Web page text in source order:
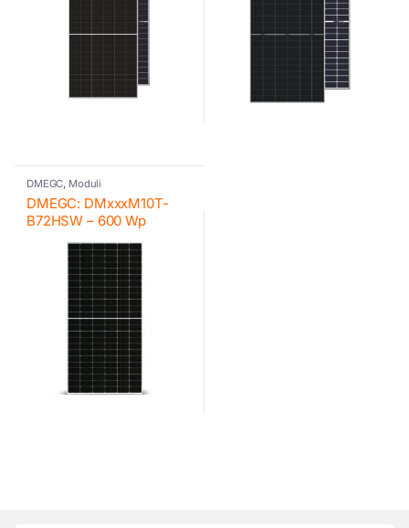
DMEGC, Moduli
DMEGC: DMxxxM10T-
B72HSW – 600 Wp